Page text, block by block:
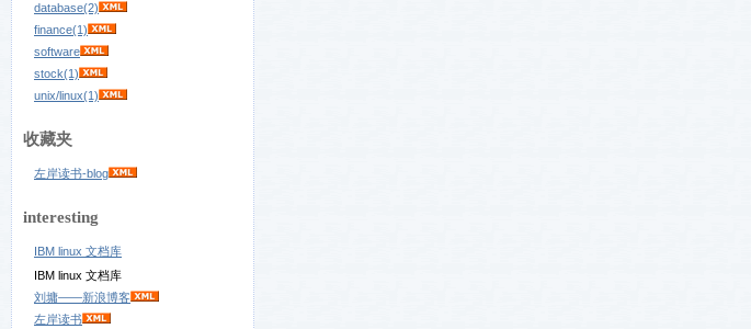
database(2)
finance(1)
software
stock(1)
unix/linux(1)
收藏夹
左岸读书-blog
interesting
IBM linux 文档库
IBM linux 文档库
刘墉——新浪博客
左岸读书